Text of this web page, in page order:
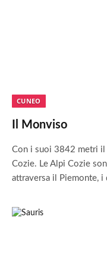
CUNEO
Il Monviso
Con i suoi 3842 metri
Cozie. Le Alpi Cozie
attraversa il Piemonte,